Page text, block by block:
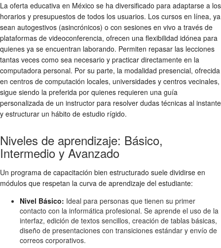
La oferta educativa en México se ha diversificado para adaptarse a los
horarios y presupuestos de todos los usuarios. Los cursos en línea, ya
sean autogestivos (asincrónicos) o con sesiones en vivo a través de
plataformas de videoconferencia, ofrecen una flexibilidad idónea para
quienes ya se encuentran laborando. Permiten repasar las lecciones
tantas veces como sea necesario y practicar directamente en la
computadora personal. Por su parte, la modalidad presencial, ofrecida
en centros de computación locales, universidades y centros vecinales,
sigue siendo la preferida por quienes requieren una guía
personalizada de un instructor para resolver dudas técnicas al instante
y estructurar un hábito de estudio rígido.
Niveles de aprendizaje: Básico,
Intermedio y Avanzado
Un programa de capacitación bien estructurado suele dividirse en
módulos que respetan la curva de aprendizaje del estudiante:
Nivel Básico: Ideal para personas que tienen su primer
contacto con la informática profesional. Se aprende el uso de la
interfaz, edición de textos sencillos, creación de tablas básicas,
diseño de presentaciones con transiciones estándar y envío de
correos corporativos.